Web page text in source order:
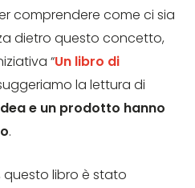
comprendere come ci sia
dietro questo concetto,
“Un libro di
la lettura di
e un prodotto hanno
.
questo libro è stato